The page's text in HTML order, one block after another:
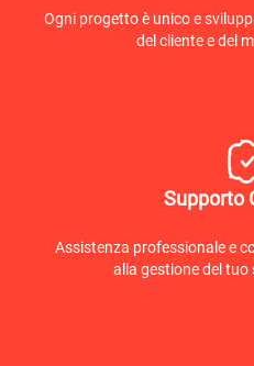
Ogni progetto è unico e
del cliente e del
Supporto
Assistenza professionale e
alla gestione del tuo